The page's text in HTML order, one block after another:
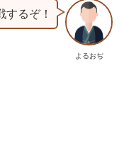
よるおぢ
するぞ！